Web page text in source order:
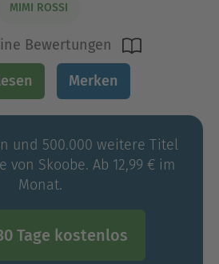
MIMI ROSSI
Bewertungen
Merken
und 500.000 weitere Titel
von Skoobe. Ab 12,99 € im
Monat.
Tage kostenlos